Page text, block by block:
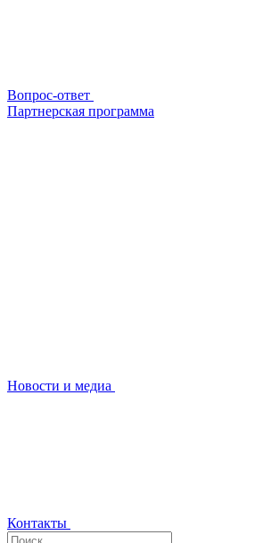
Вопрос-ответ
Партнерская программа
Новости и медиа
Контакты